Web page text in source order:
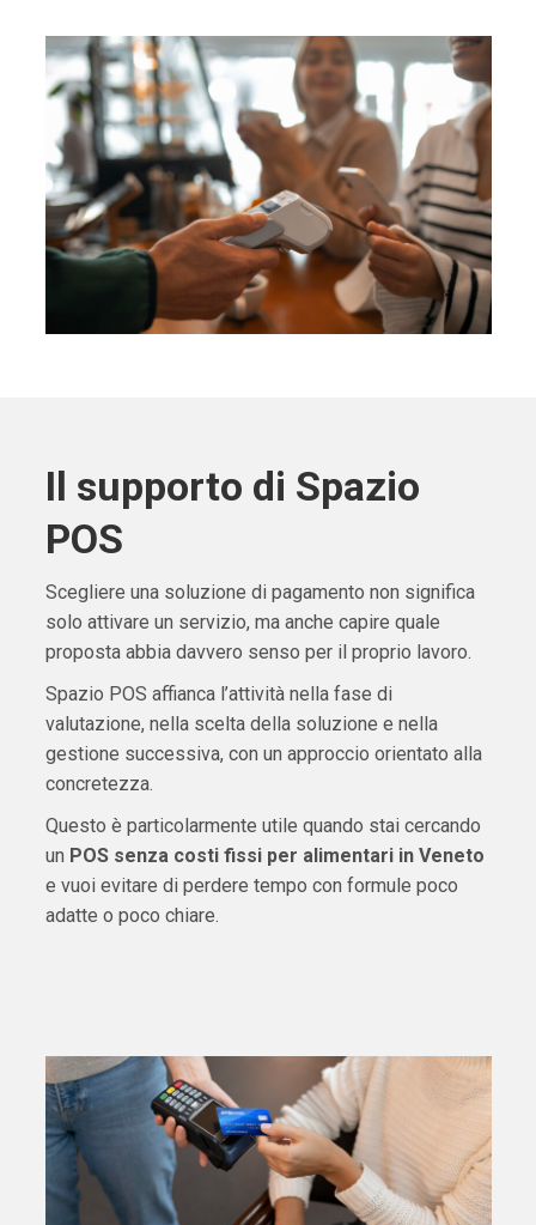
Il supporto di Spazio
POS
Scegliere una soluzione di pagamento non significa
solo attivare un servizio, ma anche capire quale
proposta abbia davvero senso per il proprio lavoro.
Spazio POS affianca l’attività nella fase di
valutazione, nella scelta della soluzione e nella
gestione successiva, con un approccio orientato alla
concretezza.
Questo è particolarmente utile quando stai cercando
un POS senza costi fissi per alimentari in Veneto
e vuoi evitare di perdere tempo con formule poco
adatte o poco chiare.